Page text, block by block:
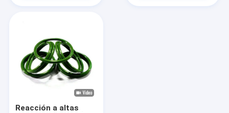
Solicitar una cotización
Sellos de caucho para automóviles
Sellos de caucho de conector
Sellos de caucho para herramientas eléctricas
Reacción a altas